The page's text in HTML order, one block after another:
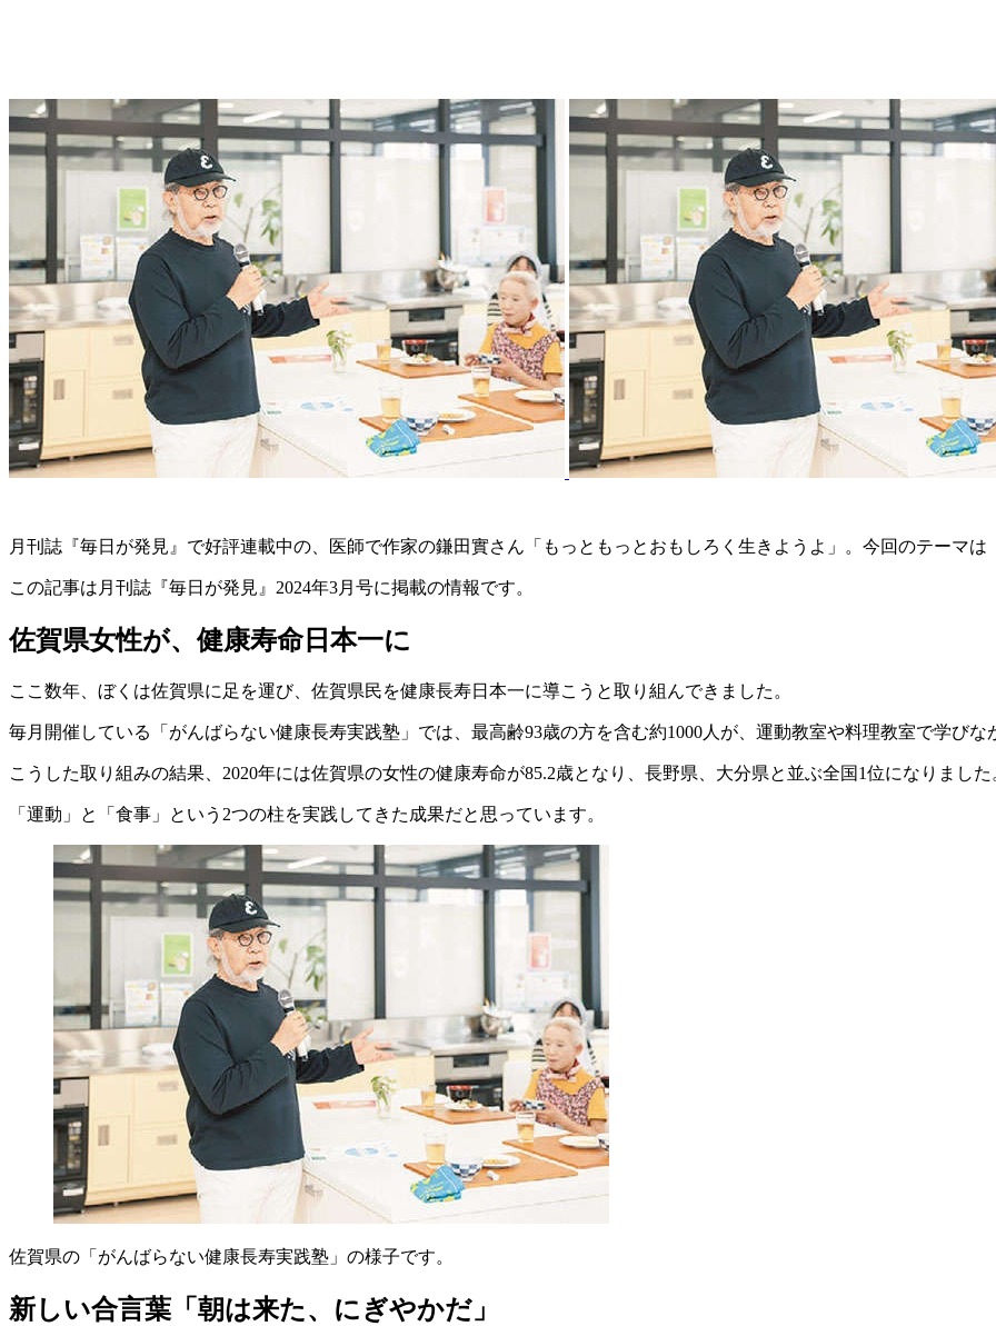
月刊誌『毎日が発見』で好評連載中の、医師で作家の鎌田實さん「もっともっとおもしろく生きようよ」。 今回のテーマは
この記事は月刊誌『毎日が発見』2024年3月号に掲載の情報です。
佐賀県女性が、健康寿命日本一に
ここ数年、ぼくは佐賀県に足を運び、佐賀県民を健康長寿日本一に導こうと取り組んできました。
毎月開催している「がんばらない健康長寿実践塾」では、最高齢93歳の方を含む約1000人が、運動教室や料理教室で学び
こうした取り組みの結果、2020年には佐賀県の女性の健康寿命が85.2歳となり、長野県、大分県と並ぶ全国1位になりました
「運動」と「食事」という2つの柱を実践してきた成果だと思っています。
佐賀県の「がんばらない健康長寿実践塾」の様子です。
新しい合言葉「朝は来た、にぎやかだ」